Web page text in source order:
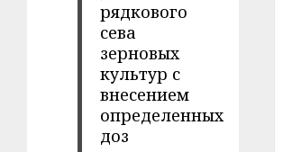
рядкового
сева
зерновых
культур с
внесением
определенных
доз